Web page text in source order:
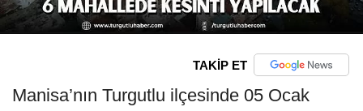
TAKİP ET
Manisa’nın Turgutlu ilçesinde 05 Ocak